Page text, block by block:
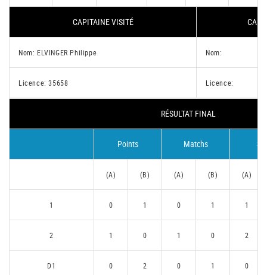
CAPITAINE VISITÉ
Nom: ELVINGER Philippe Nom:
Licence: 35658 Licence:
RÉSULTAT FINAL
Points Matchs
(A) (B) (A) (B) (A)
1 0 1 0 1 1
2 1 0 1 0 2
D1 0 2 0 1 0